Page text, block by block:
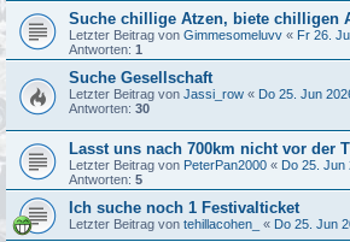
Suche chillige Atzen, biete chilligen
Letzter Beitrag von Gimmesomeluvv « Fr 26.
Antworten: 1
Suche Gesellschaft
Letzter Beitrag von Jassi_row « Do 25. Jun
Antworten: 30
Lasst uns nach 700km nicht vor der
Letzter Beitrag von PeterPan2000 « Do 25. Jun
Antworten: 5
Ich suche noch 1 Festivalticket
Letzter Beitrag von tehillacohen_ « Do 25. Jun